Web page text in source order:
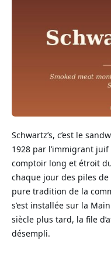
Schwartz’s, c’est le
1928 par l’immigrant
comptoir long et étroit
chaque jour des piles
pure tradition de la
s’est installée sur la
siècle plus tard, la file
désempli.